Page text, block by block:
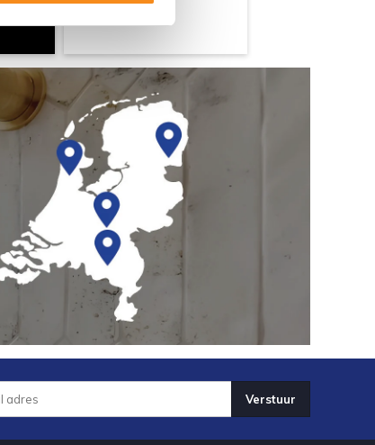
Verstuur